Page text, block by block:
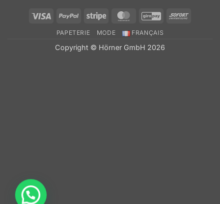
Visa PayPal Stripe MasterCardGiroPaySofort
PAPETERIE MODE FRANÇAIS
Copyright © Hörner GmbH 2026